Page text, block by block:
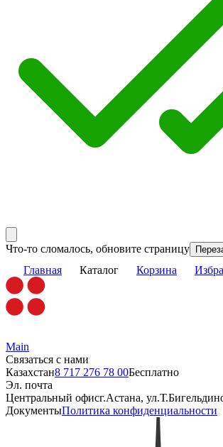
Что-то сломалось, обновите страницу
Главная Каталог Корзина
Main
Связаться с нами
Казахстан8 717 276 78 00Бесплатно
Эл. почта
Центральный офисг.Астана,
ДокументыПолитика конфиденциальности